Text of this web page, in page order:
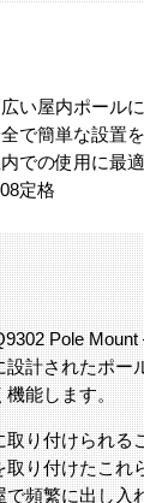
い屋内ポール
で簡単な設置
での使用に最適
定格
Pole
設計されたポー
機能します。
取り付けられる
取り付けたこれ
で頻繁に出し入